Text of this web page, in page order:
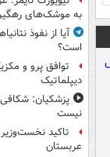
به موشک‌های رهگیر
آیا از نفوذ
است؟
توافق پرو و
دیپلماتیک
پزشکیان:
نیست
تاکید
عربستان